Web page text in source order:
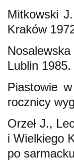
Mitkowski
Kraków
Lublin 1985.
Piastowie
rocznicy
Orzeł J.,
i Wielkiego
po